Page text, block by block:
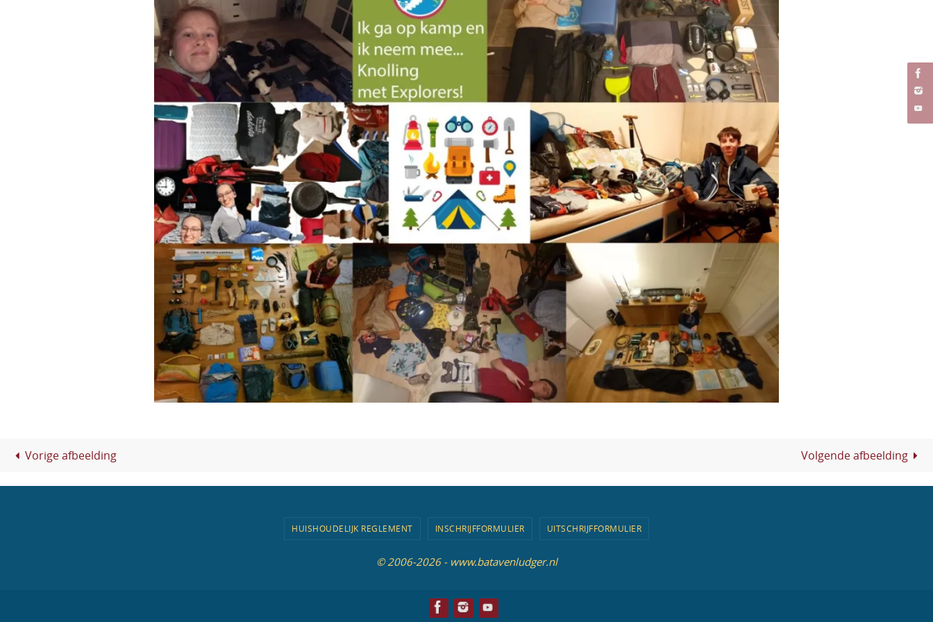
Vorige afbeelding Volgende afbeelding
HUISHOUDELIJK REGLEMENT INSCHRIJFFORMULIER UITSCHRIJFFORMULIER
© 2006-2026 - www.batavenludger.nl